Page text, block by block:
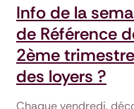
Info de la
de Référence
2ème
des loyers ?
Chaque vendredi,